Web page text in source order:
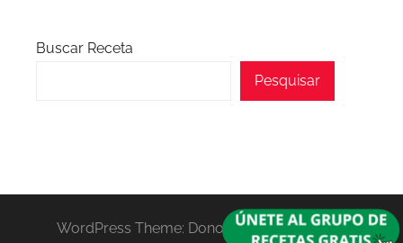
Buscar Receta
Pesquisar
WordPress Theme: Donovan by ThemeZee.